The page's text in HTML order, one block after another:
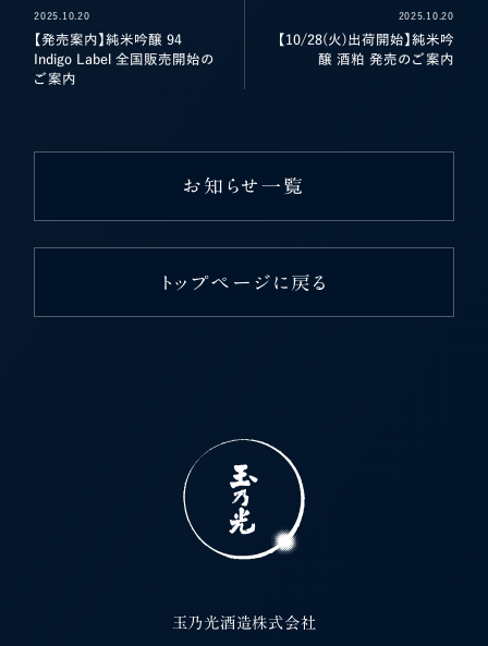
2025.10.20
【発売案内】純米吟醸 94
Indigo Label 全国販売開始の
ご案内
2025.10.20
【10/28(火)出荷開始】純米吟
醸 酒粕 発売のご案内
お知らせ一覧
トップページに戻る
玉乃光酒造株式会社